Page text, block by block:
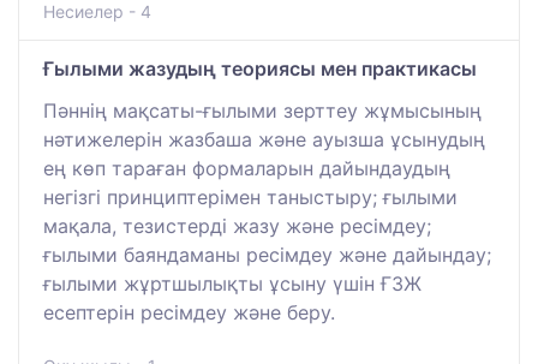
Несиелер - 4
Ғылыми жазудың теориясы мен практикасы
Пәннің мақсаты-ғылыми зерттеу жұмысының
нәтижелерін жазбаша және ауызша ұсынудың
ең көп тараған формаларын дайындаудың
негізгі принциптерімен таныстыру; ғылыми
мақала, тезистерді жазу және ресімдеу;
ғылыми баяндаманы ресімдеу және дайындау;
ғылыми жұртшылықты ұсыну үшін ҒЗЖ
есептерін ресімдеу және беру.